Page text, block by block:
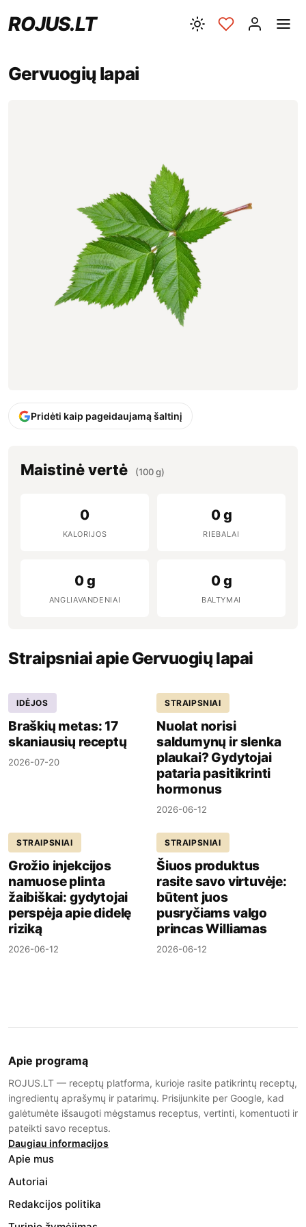
ROJUS.LT
Gervuogių lapai
Pridėti kaip pageidaujamą šaltinį
Maistinė vertė (100 g)
0
KALORIJOS
0 g
RIEBALAI
0 g
ANGLIAVANDENIAI
0 g
BALTYMAI
Straipsniai apie Gervuogių lapai
IDĖJOS
Braškių metas: 17
skaniausių receptų
2026-07-20
STRAIPSNIAI
Nuolat norisi
saldumynų ir slenka
plaukai? Gydytojai
pataria pasitikrinti
hormonus
2026-06-12
STRAIPSNIAI
Grožio injekcijos
namuose plinta
žaibiškai: gydytojai
perspėja apie didelę
riziką
2026-06-12
STRAIPSNIAI
Šiuos produktus
rasite savo virtuvėje:
būtent juos
pusryčiams valgo
princas Williamas
2026-06-12
Apie programą
ROJUS.LT — receptų platforma, kurioje rasite patikrintų receptų,
ingredientų aprašymų ir patarimų. Prisijunkite per Google, kad
galėtumėte išsaugoti mėgstamus receptus, vertinti, komentuoti ir
pateikti savo receptus.
Daugiau informacijos
Apie mus
Autoriai
Redakcijos politika